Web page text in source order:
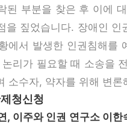
된 부분을 찾은 후 이에
짚었습니다. 장애인
에서 발생한 인권침해
리가 필요할 때 소송을
소수자, 약자를 위해 변론
청신청
, 이주와 인권 연구소 이